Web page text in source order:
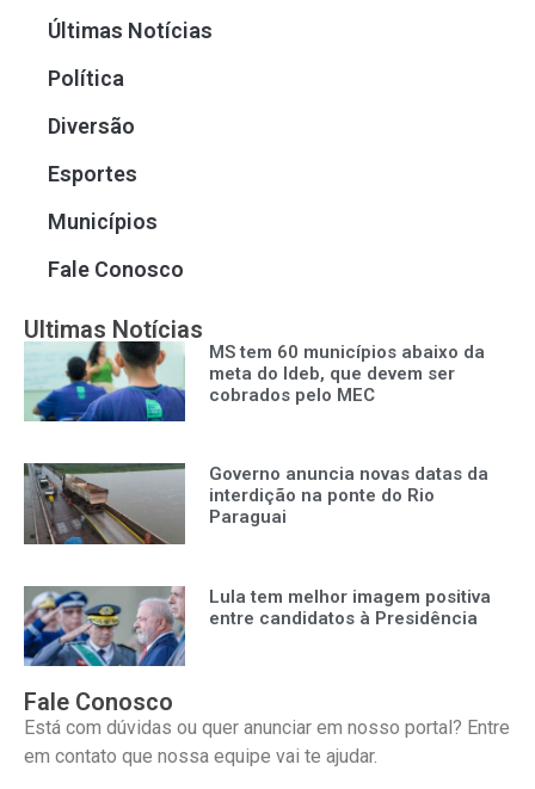
Últimas Notícias
Política
Diversão
Esportes
Municípios
Fale Conosco
Ultimas Notícias
MS tem 60 municípios abaixo da
meta do Ideb, que devem ser
cobrados pelo MEC
Governo anuncia novas datas da
interdição na ponte do Rio
Paraguai
Lula tem melhor imagem positiva
entre candidatos à Presidência
Fale Conosco
Está com dúvidas ou quer anunciar em nosso portal? Entre
em contato que nossa equipe vai te ajudar.